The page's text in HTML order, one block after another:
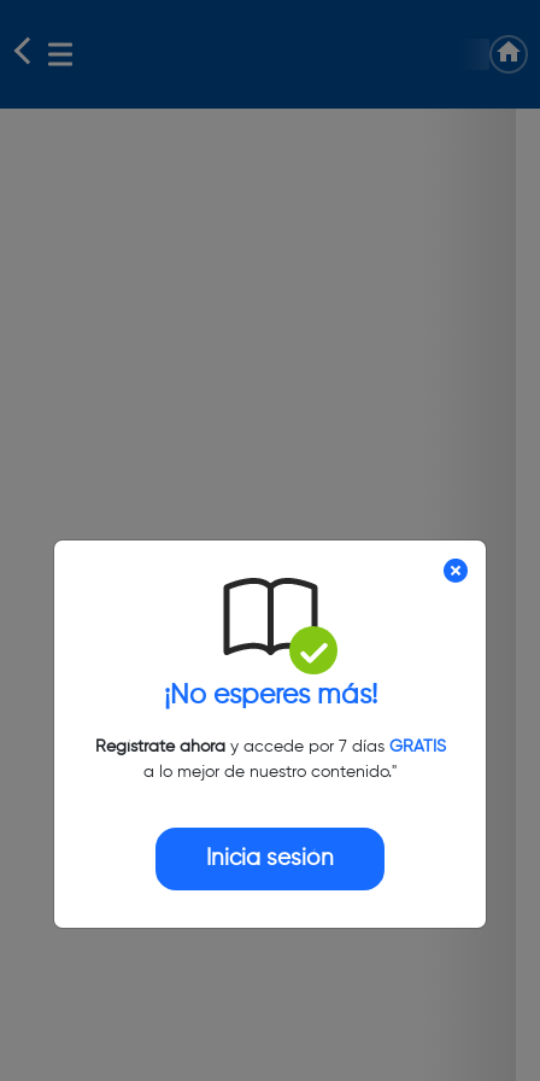
¡No esperes más!
Regístrate ahoray accede por 7 días GRATIS
a lo mejor de nuestro contenido."
Inicia sesión